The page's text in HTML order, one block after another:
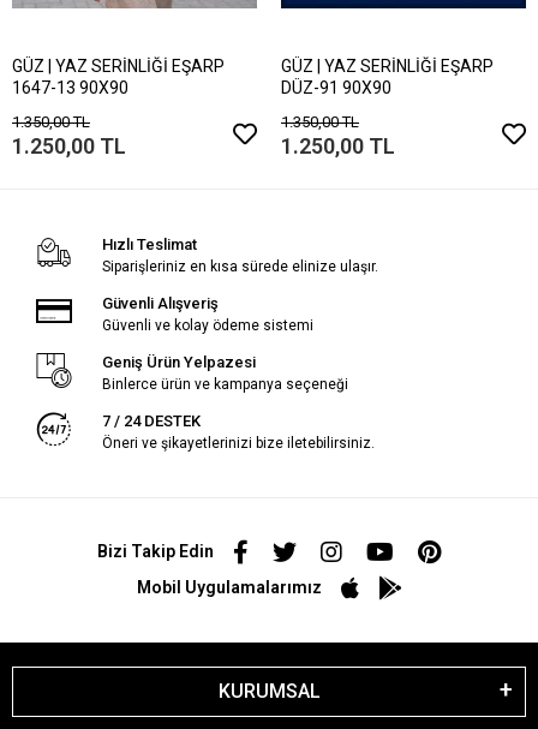
GÜZ | YAZ SERİNLİĞİ EŞARP
1647-13 90X90
1.350,00 TL
1.250,00 TL
GÜZ | YAZ SERİNLİĞİ EŞARP
DÜZ-91 90X90
1.350,00 TL
1.250,00 TL
Hızlı Teslimat
Siparişleriniz en kısa sürede elinize ulaşır.
Güvenli Alışveriş
Güvenli ve kolay ödeme sistemi
Geniş Ürün Yelpazesi
Binlerce ürün ve kampanya seçeneği
7 / 24 DESTEK
Öneri ve şikayetlerinizi bize iletebilirsiniz.
Bizi Takip Edin
Mobil Uygulamalarımız
KURUMSAL